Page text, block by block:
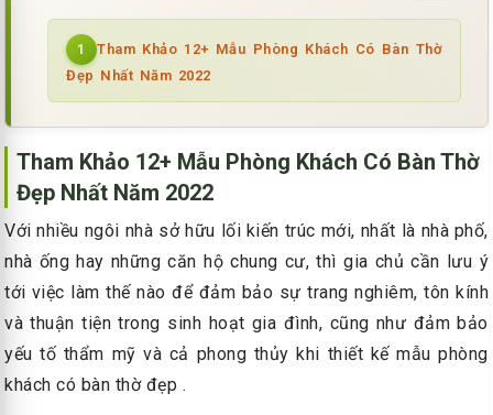
1
Tham Khảo 12+ Mẫu Phòng Khách Có Bàn Thờ
Đẹp Nhất Năm 2022
Tham Khảo 12+ Mẫu Phòng Khách Có Bàn Thờ
Đẹp Nhất Năm 2022
Với nhiều ngôi nhà sở hữu lối kiến trúc mới, nhất là nhà phố,
nhà ống hay những căn hộ chung cư, thì gia chủ cần lưu ý
tới việc làm thế nào để đảm bảo sự trang nghiêm, tôn kính
và thuận tiện trong sinh hoạt gia đình, cũng như đảm bảo
yếu tố thẩm mỹ và cả phong thủy khi thiết kế mẫu phòng
khách có bàn thờ đẹp .